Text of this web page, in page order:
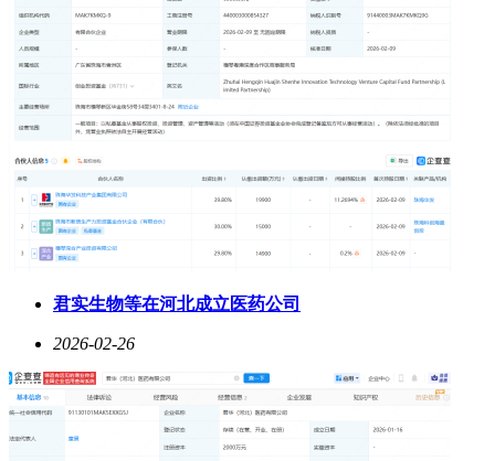
君实生物等在河北成立医药公司
2026-02-26